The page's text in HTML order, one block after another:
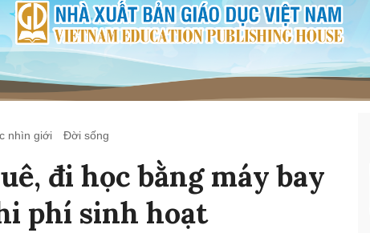
nhìn giới Đời sống
đi học bằng máy bay
phí sinh hoạt